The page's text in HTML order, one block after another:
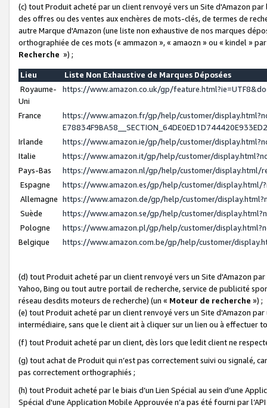
(c) tout Produit acheté par un client renvoyé vers un Site d'Amazon
des offres ou des ventes aux enchères de mots-clés, de termes de
autre Marque d'Amazon (une liste non exhaustive de nos marques
orthographiée de ces mots (« ammazon », « amaozn » ou « kindel »
Recherche ») ;
Lieu
Liste Non Exhaustive de Marques Déposées
Royaume-
Uni
https://www.amazon.co.uk/gp/
France
https://www.amazon.fr/gp/help/customer/
Irlande
https://www.amazon.ie/gp/help/customer/
Italie
https://www.amazon.it/gp/help/customer/
Pays-Bas
https://www.amazon.nl/gp/help/customer/display.html/
Espagne
https://www.amazon.es/gp/help/customer/display.html/
Allemagne https://www.amazon.de/gp/help/customer/
Suède
https://www.amazon.se/gp/help/customer/
Pologne
https://www.amazon.pl/gp/help/customer/
Belgique
https://www.amazon.com.be/gp/help/customer/
(d) tout Produit acheté par un client renvoyé vers un Site d'Amazon
Yahoo, Bing ou tout autre portail de recherche, service de publicité
réseau desdits moteurs de recherche) (un « Moteur de recherche ») ;
(e) tout Produit acheté par un client renvoyé vers un Site d'Amazon
intermédiaire, sans que le client ait à cliquer sur un lien ou à
(f) tout Produit acheté par un client, dès lors que ledit client ne
(g) tout achat de Produit qui n’est pas correctement suivi ou signalé,
pas correctement orthographiés ;
(h) tout Produit acheté par le biais d’un Lien Spécial au sein d’une
Spécial d'une Application Mobile Approuvée n’a pas été fourni par